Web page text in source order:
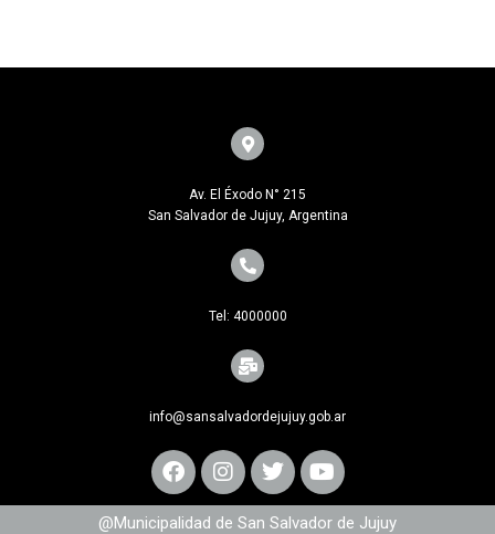
Av. El Éxodo N° 215
San Salvador de Jujuy, Argentina
Tel: 4000000
info@sansalvadordejujuy.gob.ar
@Municipalidad de San Salvador de Jujuy